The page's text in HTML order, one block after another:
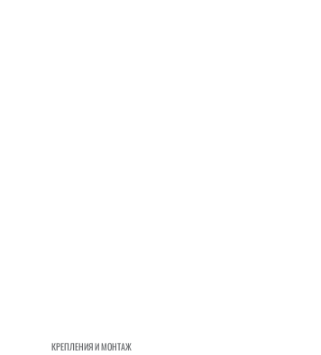
КРЕПЛЕНИЯ И МОНТАЖ